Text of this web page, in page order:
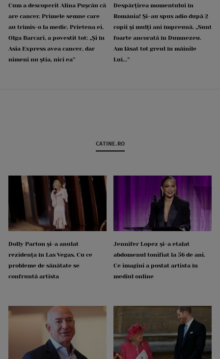
Cum a descoperit Alina Pușcău că
are cancer. Primele semne care
au trimis-o la medic. Prietena ei,
Olga Barcari, a povestit tot: „Și în
Asia Express avea cancer, dar
nimeni nu știa, nici ea”
Despărțirea momentului în
România! Și-au spus adio după 2
copii și mulți ani împreună. „Sunt
foarte ancorată în Dumnezeu.
Am lăsat tot greul în mâinile
Lui...”
CATINE.RO
Dolly Parton și-a anulat
rezidența în Las Vegas. Cu ce
probleme de sănătate se
confruntă artista
Jennifer Lopez și-a etalat
abdomenul tonifiat la 56 de ani.
Ce imagini a postat artista în
mediul online